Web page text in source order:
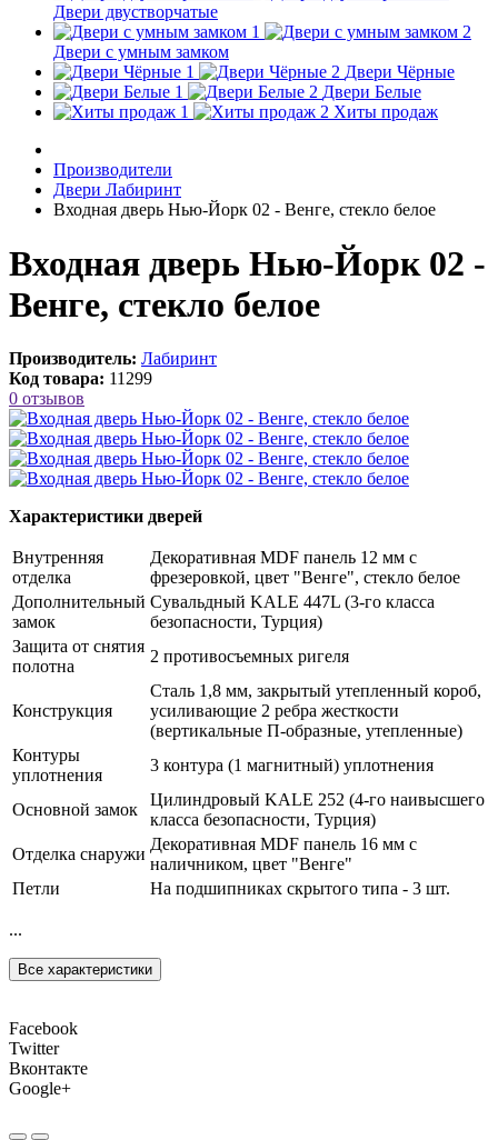
Двери двустворчатые
Двери с умным замком
Двери Чёрные
Двери Белые
Хиты продаж
Производители
Двери Лабиринт
Входная дверь Нью-Йорк 02 - Венге, стекло белое
Входная дверь Нью-Йорк 02 -
Венге, стекло белое
Производитель: Лабиринт
Код товара: 11299
0 отзывов
Характеристики дверей
Внутренняя
отделка
Декоративная MDF панель 12 мм с
фрезеровкой, цвет "Венге", стекло белое
Дополнительный
замок
Сувальдный KALE 447L (3-го класса
безопасности, Турция)
Защита от снятия
полотна
2 противосъемных ригеля
Конструкция
Сталь 1,8 мм, закрытый утепленный короб,
усиливающие 2 ребра жесткости
(вертикальные П-образные, утепленные)
Контуры
уплотнения
3 контура (1 магнитный) уплотнения
Основной замок
Цилиндровый KALE 252 (4-го наивысшего
класса безопасности, Турция)
Отделка снаружи
Декоративная MDF панель 16 мм с
наличником, цвет "Венге"
Петли
На подшипниках скрытого типа - 3 шт.
...
Все характеристики
Facebook
Twitter
Вконтакте
Google+